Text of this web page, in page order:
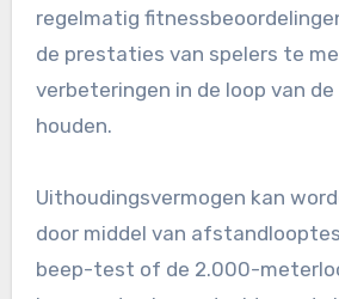
regelmatig
de prestaties van spelers te
verbeteringen in de loop van
houden.
Uithoudingsvermogen kan
door middel van
beep-test of de 2.000-